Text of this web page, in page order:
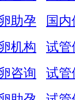
助孕
国
机构
试管
咨询
试管